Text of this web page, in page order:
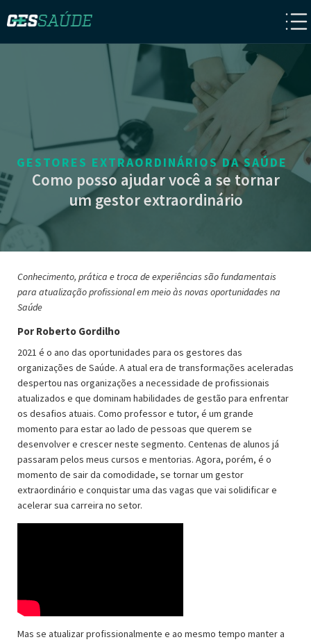
GESTORES EXTRAORDINÁRIOS DA SAÚDE
Como posso ajudar você a se tornar
um gestor extraordinário
Conhecimento, prática e troca de experiências são fundamentais
para atualização profissional em meio às novas oportunidades na
Saúde
Por Roberto Gordilho
2021 é o ano das oportunidades para os gestores das
organizações de Saúde. A atual era de transformações aceleradas
despertou nas organizações a necessidade de profissionais
atualizados e que dominam habilidades de gestão para enfrentar
os desafios atuais. Como professor e tutor, é um grande
momento para estar ao lado de pessoas que querem se
desenvolver e crescer neste segmento. Centenas de alunos já
passaram pelos meus cursos e mentorias. Agora, porém, é o
momento de sair da comodidade, se tornar um gestor
extraordinário e conquistar uma das vagas que vai solidificar e
acelerar sua carreira no setor.
Mas se atualizar profissionalmente e ao mesmo tempo manter a